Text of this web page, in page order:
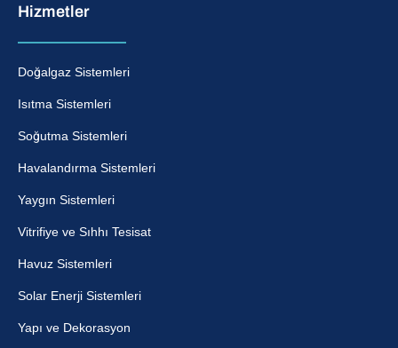
Hizmetler
Doğalgaz Sistemleri
Isıtma Sistemleri
Soğutma Sistemleri
Havalandırma Sistemleri
Yaygın Sistemleri
Vitrifiye ve Sıhhı Tesisat
Havuz Sistemleri
Solar Enerji Sistemleri
Yapı ve Dekorasyon